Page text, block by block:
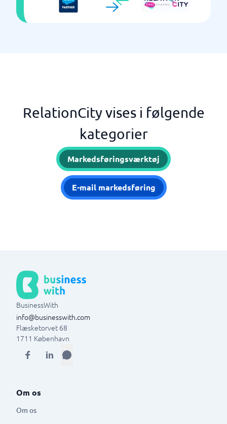
RelationCity vises i følgende
kategorier
Markedsføringsværktøj
E-mail markedsføring
BusinessWith
info@businesswith.com
Flæsketorvet 68
1711 København
Om os
Om os